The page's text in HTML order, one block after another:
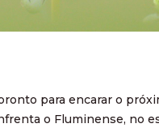
para encarar o
o Fluminense, no